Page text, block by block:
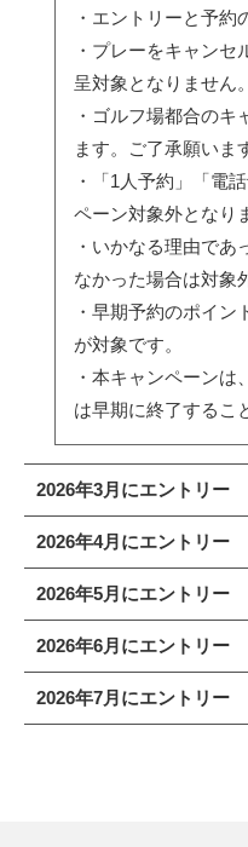
・エントリーと予約
・プレーをキャンセ
呈対象となりません。
・ゴルフ場都合のキ
ます。ご了承願いま
・「1人予約」「電
ペーン対象外となり
・いかなる理由で
なかった場合は対象
・早期予約のポイン
が対象です。
・本キャンペーンは
は早期に終了するこ
2026年3月にエントリー
キャ
早期予約キャンペー
2026年4月にエントリー
キャ
早期予約キャンペー
2026年5月にエントリー
キャ
早期予約キャンペー
2026年6月にエントリー
キャ
2026年7月にエントリー